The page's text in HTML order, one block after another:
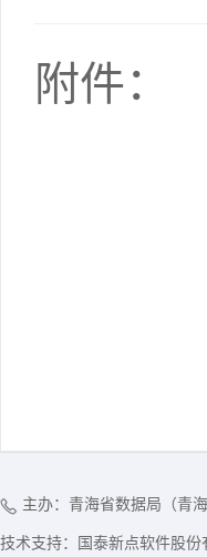
附件：
主办：青海省数据局（青
技术支持：国泰新点软件股份